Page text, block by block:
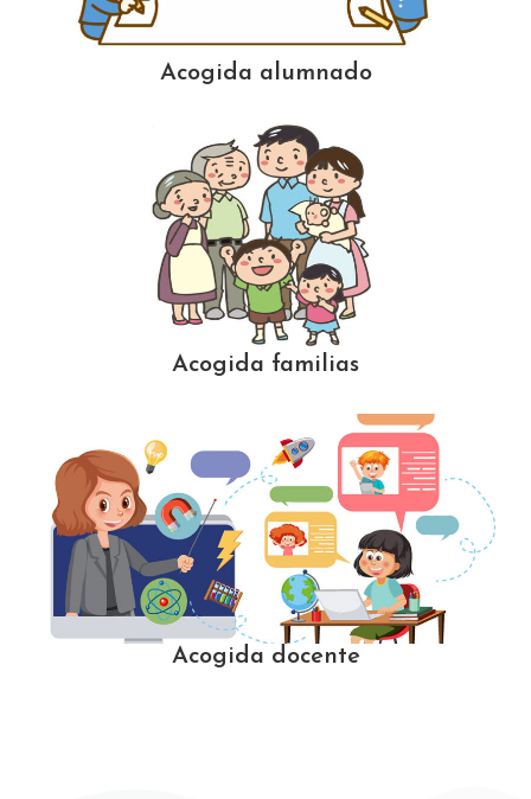
Acogida alumnado
Acogida familias
Acogida docente